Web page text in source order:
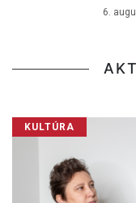
6.
KULTÚRA